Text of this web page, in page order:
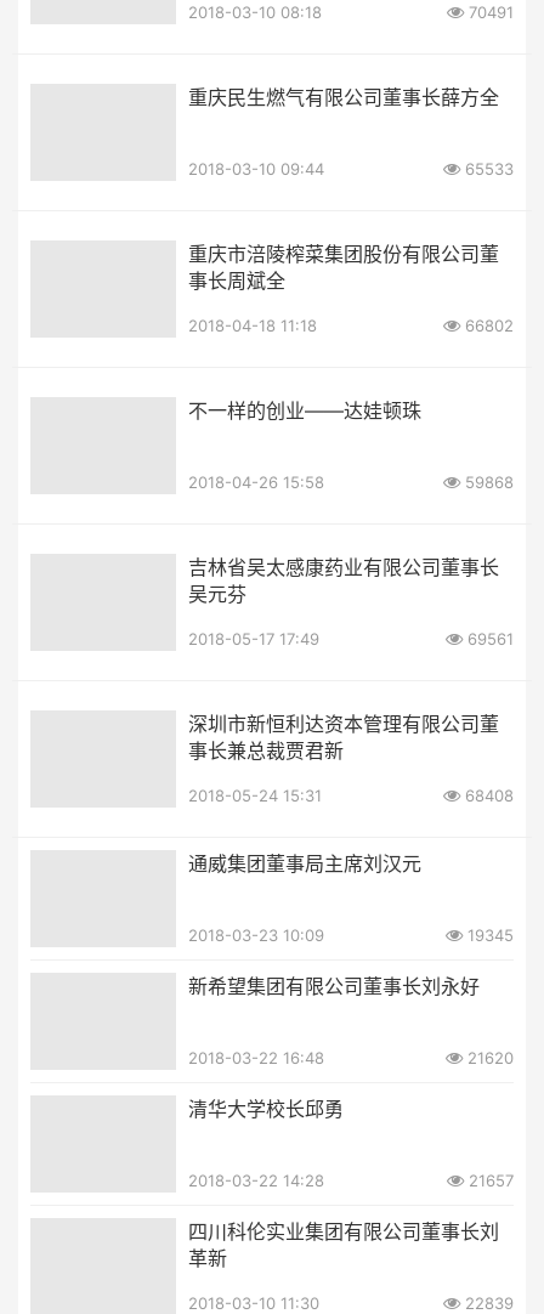
2018-03-10 08:18 70491
重庆民生燃气有限公司董事长薛方全
2018-03-10 09:44 65533
重庆市涪陵榨菜集团股份有限公司董
事长周斌全
2018-04-18 11:18 66802
不一样的创业——达娃顿珠
2018-04-26 15:58 59868
吉林省吴太感康药业有限公司董事长
吴元芬
2018-05-17 17:49 69561
深圳市新恒利达资本管理有限公司董
事长兼总裁贾君新
2018-05-24 15:31 68408
通威集团董事局主席刘汉元
2018-03-23 10:09 19345
新希望集团有限公司董事长刘永好
2018-03-22 16:48 21620
清华大学校长邱勇
2018-03-22 14:28 21657
四川科伦实业集团有限公司董事长刘
革新
2018-03-10 11:30 22839